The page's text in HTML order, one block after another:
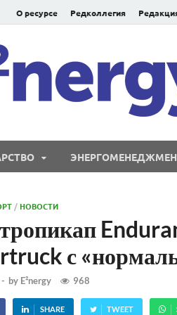
О ресурсе Редколлегия
/НОВОСТИ
с
- by E²nergy 968
SHARE TWEET